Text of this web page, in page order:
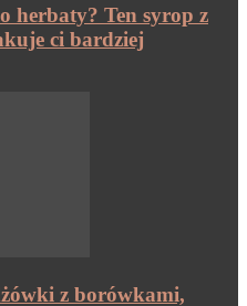
herbaty? Ten syrop z
ci bardziej
z borówkami,